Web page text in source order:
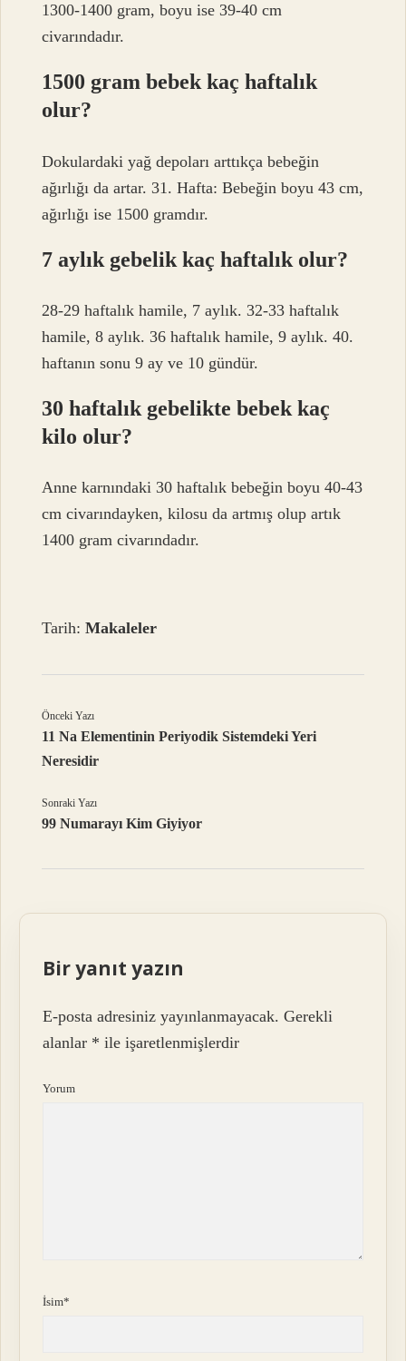
1300-1400 gram, boyu ise 39-40 cm
civarındadır.
1500 gram bebek kaç haftalık
olur?
Dokulardaki yağ depoları arttıkça bebeğin
ağırlığı da artar. 31. Hafta: Bebeğin boyu 43 cm,
ağırlığı ise 1500 gramdır.
7 aylık gebelik kaç haftalık olur?
28-29 haftalık hamile, 7 aylık. 32-33 haftalık
hamile, 8 aylık. 36 haftalık hamile, 9 aylık. 40.
haftanın sonu 9 ay ve 10 gündür.
30 haftalık gebelikte bebek kaç
kilo olur?
Anne karnındaki 30 haftalık bebeğin boyu 40-43
cm civarındayken, kilosu da artmış olup artık
1400 gram civarındadır.
Tarih:Makaleler
Önceki Yazı
11 Na Elementinin Periyodik Sistemdeki Yeri
Neresidir
Sonraki Yazı
99 Numarayı Kim Giyiyor
Bir yanıt yazın
E-posta adresiniz yayınlanmayacak. Gerekli
alanlar * ile işaretlenmişlerdir
Yorum
İsim*